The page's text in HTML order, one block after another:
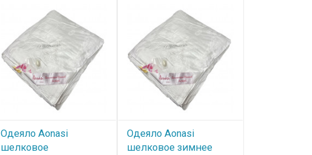
Одеяло Aonasi
шелковое
Одеяло Aonasi
шелковое зимнее